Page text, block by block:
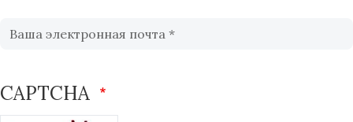
CAPTCHA